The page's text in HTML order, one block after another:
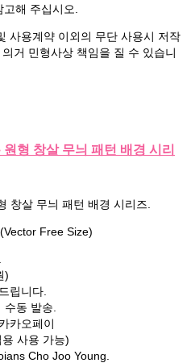
고해 주십시오.
사용계약 이외의 무단 사용시 저작
거 민형사상 책임을 질 수 있습니
형 창살 무늬 패턴 배경 시리
창살 무늬 패턴 배경 시리즈.
Free Size)
)
립니다.
동 발송.
카오페이
사용 가능)
Cho Joo Young.